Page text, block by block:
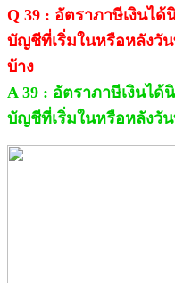
Q 39 : อัตราภาษีเงินไ
บัญชีที่เริ่มในหรือหลังวัน
บ้าง
A 39 : อัตราภาษีเงินได้
บัญชีที่เริ่มในหรือหลังวั